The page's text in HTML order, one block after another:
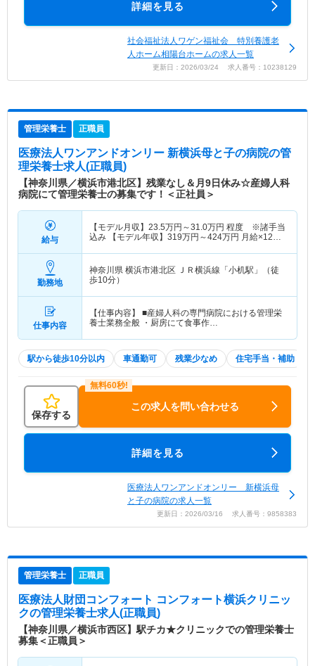
詳細を見る
社会福祉法人ワゲン福祉会 特別養護老
人ホーム相陽台ホームの求人一覧
更新日：2026/03/24 求人番号：10238129
管理栄養士 正職員
医療法人ワンアンドオンリー 新横浜母と子の病院の管
理栄養士求人(正職員)
【神奈川県／横浜市港北区】残業なし＆月9日休み☆産婦人科
病院にて管理栄養士の募集です！＜正社員＞
給与
【モデル月収】 23.5万円～31.0万円 程度 ※諸手当
込み 【モデル年収】 319万円～424万円 月給×12ヶ
勤務地
神奈川県 横浜市港北区 ＪＲ横浜線「小机駅」（徒
歩10分）
仕事内容
【仕事内容】 ■産婦人科の専門病院における管理栄
養士業務全般 ・厨房にて食事作…
駅から徒歩10分以内 車通勤可 残業少なめ 住宅手当・補助
保存する
この求人を問い合わせる
詳細を見る
医療法人ワンアンドオンリー 新横浜母
と子の病院の求人一覧
更新日：2026/03/16 求人番号：9858383
管理栄養士 正職員
医療法人財団コンフォート コンフォート横浜クリニッ
クの管理栄養士求人(正職員)
【神奈川県／横浜市西区】駅チカ★クリニックでの管理栄養士
募集＜正職員＞